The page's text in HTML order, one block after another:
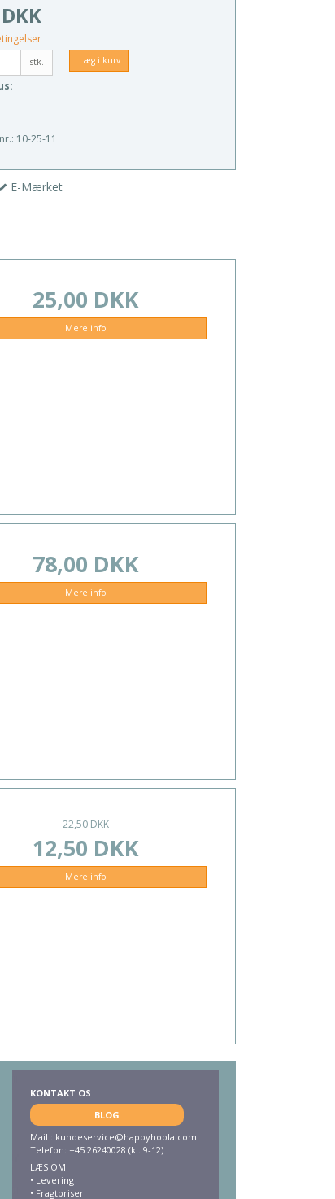
stk. Læg i kurv
10-25-11
E-Mærket
25,00 DKK
Mere info
78,00 DKK
Mere info
22,50 DKK
12,50 DKK
Mere info
KONTAKT OS
BLOG
Mail : kundeservice@happyhoola.com
Telefon: +45 26240028 (kl. 9-12)
LÆS OM
• Levering
• Fragtpriser